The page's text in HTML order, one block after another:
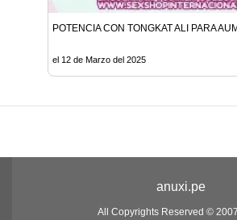
POTENCIA CON TONGKAT ALI PARA
el 12 de Marzo del 2025
anuxi.pe
All Copyrights Reserved ©